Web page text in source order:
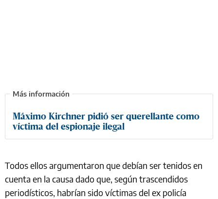
Máximo Kirchner pidió ser querellante como
víctima del espionaje ilegal
Todos ellos argumentaron que debían ser tenidos en
cuenta en la causa dado que, según trascendidos
periodísticos, habrían sido víctimas del ex policía